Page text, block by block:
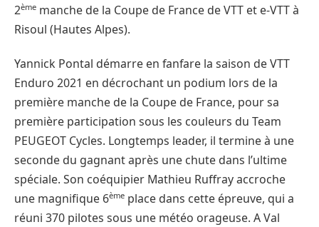
2ème manche de la Coupe de France de VTT et e-VTT à
Risoul (Hautes Alpes).
Yannick Pontal démarre en fanfare la saison de VTT
Enduro 2021 en décrochant un podium lors de la
première manche de la Coupe de France, pour sa
première participation sous les couleurs du Team
PEUGEOT Cycles. Longtemps leader, il termine à une
seconde du gagnant après une chute dans l’ultime
spéciale. Son coéquipier Mathieu Ruffray accroche
une magnifique 6ème place dans cette épreuve, qui a
réuni 370 pilotes sous une météo orageuse. A Val